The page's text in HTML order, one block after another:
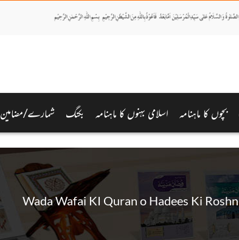
بچوں کا ماہنامہ اسلامی بہنوں کا ماہنامہ بکنگ شمارے/مضامین
Wada Wafai KI Quran o Hadees Ki